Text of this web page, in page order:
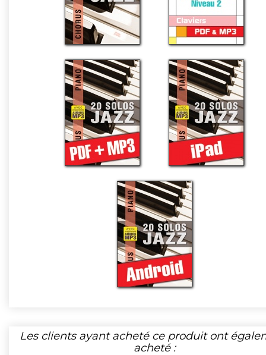
Les clients ayant acheté ce produit ont
acheté :